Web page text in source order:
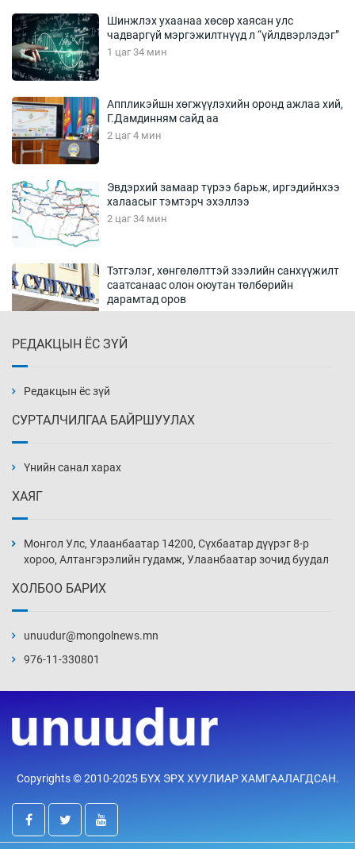
Шинжлэх ухаанаа хөсөр хаясан улс
чадваргүй мэргэжилтнүүд л “үйлдвэрлэдэг”
1 цаг 34 мин
Аппликэйшн хөгжүүлэхийн оронд ажлаа хий,
Г.Дамдинням сайд аа
2 цаг 4 мин
Эвдэрхий замаар түрээ барьж, иргэдийнхээ
халаасыг тэмтэрч эхэллээ
2 цаг 34 мин
Тэтгэлэг, хөнгөлөлттэй зээлийн санхүүжилт
саатсанаас олон оюутан төлбөрийн
дарамтад оров
18 цаг 34 мин
19 цаг 4 мин
19 цаг 34 мин
19 цаг 34 мин
20 цаг 4 мин
буурсангүй
20 цаг 34 мин
РЕДАКЦЫН ЁС ЗҮЙ
Редакцын ёс зүй
СУРТАЛЧИЛГАА БАЙРШУУЛАХ
Үнийн санал харах
ХАЯГ
Монгол Улс, Улаанбаатар 14200, Сүхбаатар дүүрэг 8-р
хороо, Алтангэрэлийн гудамж, Улаанбаатар зочид буудал
ХОЛБОО БАРИХ
unuudur@mongolnews.mn
976-11-330801
Copyrights © 2010-2025 БҮХ ЭРХ ХУУЛИАР ХАМГААЛАГДСАН.